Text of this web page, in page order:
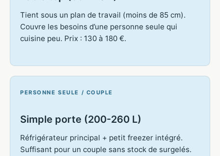
Tient sous un plan de travail (moins de 85 cm).
Couvre les besoins d’une personne seule qui
cuisine peu. Prix : 130 à 180 €.
PERSONNE SEULE / COUPLE
Simple porte (200-260 L)
Réfrigérateur principal + petit freezer intégré.
Suffisant pour un couple sans stock de surgelés.